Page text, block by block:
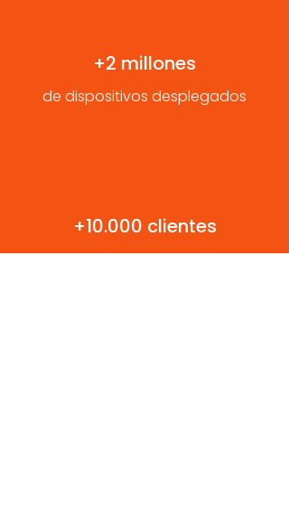
+2 millones
de dispositivos desplegados
+10.000 clientes
confían en Robustel